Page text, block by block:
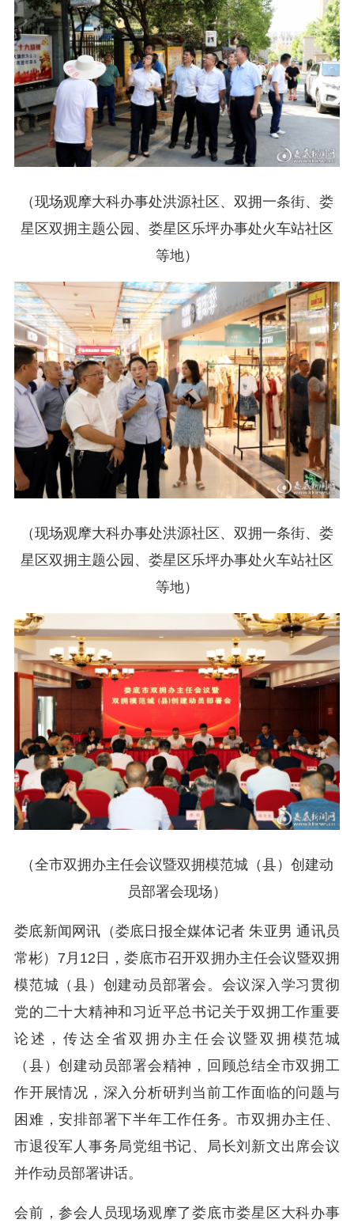
（现场观摩大科办事处洪源社区、双拥一条街、娄
星区双拥主题公园、娄星区乐坪办事处火车站社区
等地）
（现场观摩大科办事处洪源社区、双拥一条街、娄
星区双拥主题公园、娄星区乐坪办事处火车站社区
等地）
（全市双拥办主任会议暨双拥模范城（县）创建动
员部署会现场）
娄底新闻网讯（娄底日报全媒体记者 朱亚男 通讯员
常彬）7月12日，娄底市召开双拥办主任会议暨双拥
模范城（县）创建动员部署会。会议深入学习贯彻
党的二十大精神和习近平总书记关于双拥工作重要
论述，传达全省双拥办主任会议暨双拥模范城
（县）创建动员部署会精神，回顾总结全市双拥工
作开展情况，深入分析研判当前工作面临的问题与
困难，安排部署下半年工作任务。市双拥办主任、
市退役军人事务局党组书记、局长刘新文出席会议
并作动员部署讲话。
会前，参会人员现场观摩了娄底市娄星区大科办事